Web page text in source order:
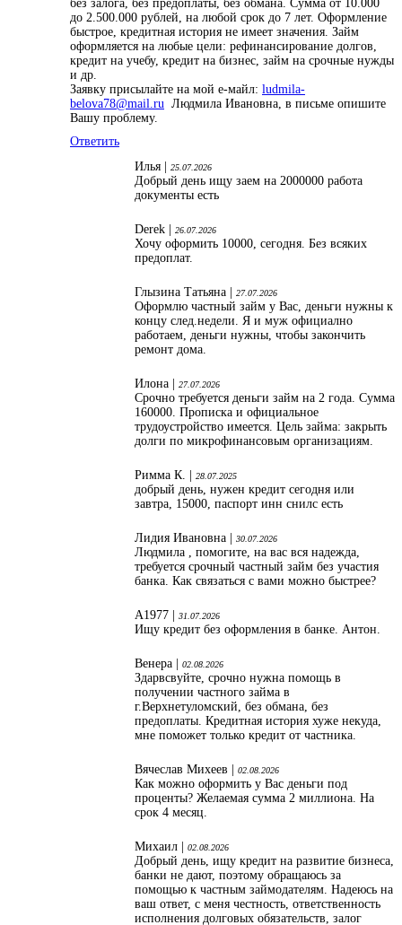
без залога, без предоплаты, без обмана. Сумма от 10.000
до 2.500.000 рублей, на любой срок до 7 лет. Оформление
быстрое, кредитная история не имеет значения. Займ
оформляется на любые цели: рефинансирование долгов,
кредит на учебу, кредит на бизнес, займ на срочные нужды
и др.
Заявку присылайте на мой е-майл: ludmila-
belova78@mail.ru Людмила Ивановна, в письме опишите
Вашу проблему.
Ответить
Илья |
25.07.2026
Добрый день ищу заем на 2000000 работа
документы есть
Derek | 26.07.2026
Хочу оформить 10000, сегодня. Без всяких
предоплат.
Глызина Татьяна | 27.07.2026
Оформлю частный займ у Вас, деньги нужны к
концу след.недели. Я и муж официално
работаем, деньги нужны, чтобы закончить
ремонт дома.
Илона | 27.07.2026
Срочно требуется деньги займ на 2 года. Сумма
160000. Прописка и официальное
трудоустройство имеется. Цель займа: закрыть
долги по микрофинансовым организациям.
Римма К. | 28.07.2025
добрый день, нужен кредит сегодня или
завтра, 15000, паспорт инн снилс есть
Лидия Ивановна | 30.07.2026
Людмила , помогите, на вас вся надежда,
требуется срочный частный займ без участия
банка. Как связаться с вами можно быстрее?
А1977 | 31.07.2026
Ищу кредит без оформления в банке. Антон.
Венера | 02.08.2026
Здарвсвуйте, срочно нужна помощь в
получении частного займа в
г.Верхнетуломский, без обмана, без
предоплаты. Кредитная история хуже некуда,
мне поможет только кредит от частника.
Вячеслав Михеев | 02.08.2026
Как можно оформить у Вас деньги под
проценты? Желаемая сумма 2 миллиона. На
срок 4 месяц.
Михаил | 02.08.2026
Добрый день, ищу кредит на развитие бизнеса,
банки не дают, поэтому обращаюсь за
помощью к частным займодателям. Надеюсь на
ваш ответ, с меня честность, ответственность
исполнения долговых обязательств, залог